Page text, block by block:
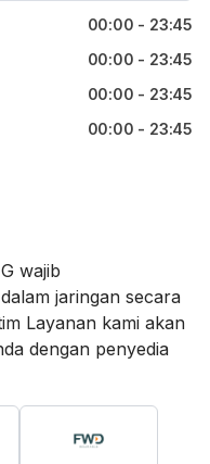
00:00 - 23:45
00:00 - 23:45
00:00 - 23:45
00:00 - 23:45
wajib
jaringan secara
Layanan kami akan
dengan penyedia